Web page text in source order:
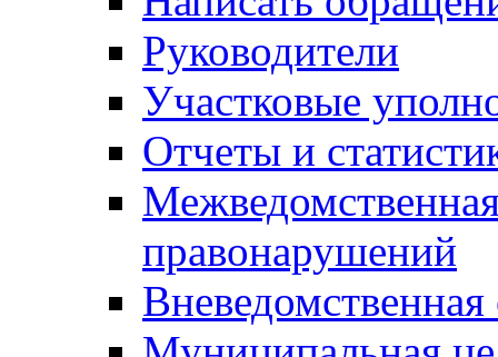
Руководители
Участковые
Отчеты и
правонарушений
Вневедомственная